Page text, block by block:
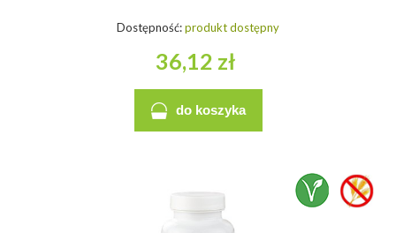
Dostępność:produkt dostępny
36,12 zł
do koszyka